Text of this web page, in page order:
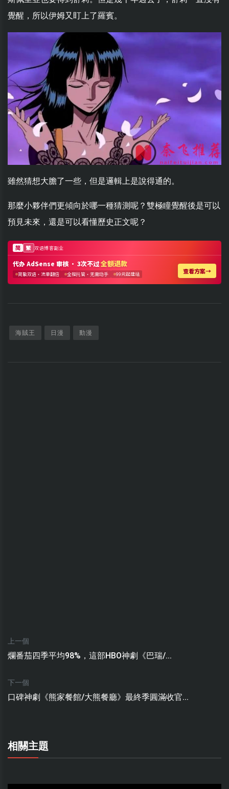
覺醒，所以伊姆又盯上了羅賓。
雖然猜想大膽了一些，但是邏輯上是說得通的。
那麼小夥伴們更傾向於哪一種猜測呢？雙極瞳覺醒後是可以
預見未來，還是可以看懂歷史正文呢？
海賊王 日漫 動漫
上一個
爛番茄四季平均98%，這部HBO神劇《巴瑞/...
下一個
口碑神劇《熊家餐館/大熊餐廳》最終季圓滿收官...
相關主題